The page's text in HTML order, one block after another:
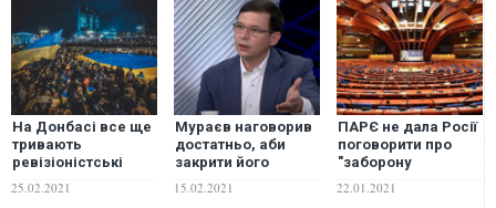
На Донбасі все ще
тривають
ревізіоністські
маніпуляції щодо
Революції гідності
25.02.2021
Мураєв наговорив
достатньо, аби
закрити його
пропагандистський
телеканал –
15.02.2021
ПАРЄ не дала Росії
поговорити про
"заборону
російської мови в
Україні"
22.01.2021